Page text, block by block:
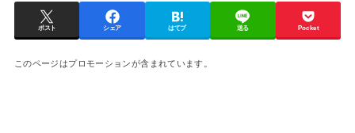
ポスト シェア はてブ 送る Pocket
このページはプロモーションが含まれています。